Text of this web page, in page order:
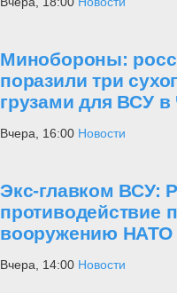
Минобороны:
поразили три
грузами для ВСУ
Вчера, 16:00 Новости
Экс-главком ВСУ:
противодействие
вооружению НАТО
Вчера, 14:00 Новости